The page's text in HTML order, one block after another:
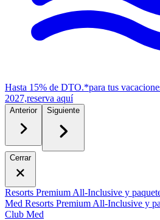
Hasta 15% de DTO.*para tus
2027,reserva aquí
Anterior Siguiente
Cerrar
Resorts Premium All-Inclusive y
Med Resorts Premium All-Inclusive y
Club Med